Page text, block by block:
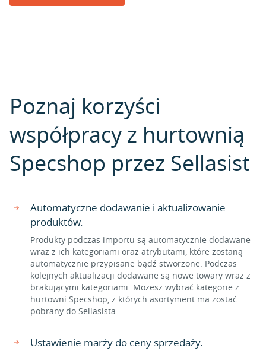
Poznaj korzyści
współpracy z hurtownią
Specshop przez Sellasist
Automatyczne dodawanie i aktualizowanie
produktów.
Produkty podczas importu są automatycznie dodawane
wraz z ich kategoriami oraz atrybutami, które zostaną
automatycznie przypisane bądź stworzone. Podczas
kolejnych aktualizacji dodawane są nowe towary wraz z
brakującymi kategoriami. Możesz wybrać kategorie z
hurtowni Specshop, z których asortyment ma zostać
pobrany do Sellasista.
Ustawienie marży do ceny sprzedaży.